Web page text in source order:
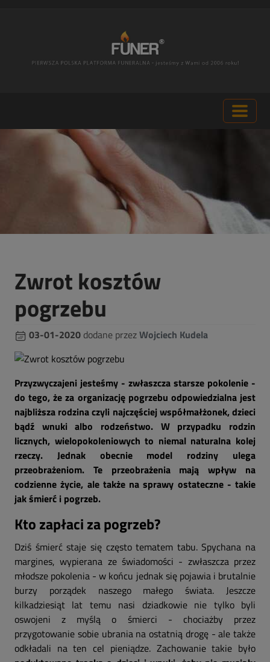
Zwrot kosztów
pogrzebu
03-01-2020 dodane przezWojciech Kudela
Przyzwyczajeni jesteśmy - zwłaszcza starsze pokolenie -
do tego, że za organizację pogrzebu odpowiedzialna jest
najbliższa rodzina czyli najczęściej współmałżonek, dzieci
bądź wnuki albo rodzeństwo. W przypadku rodzin
licznych, wielopokoleniowych to niemal naturalna kolej
rzeczy. Jednak obecnie model rodziny ulega
przeobrażeniom. Te przeobrażenia mają wpływ na
codzienne życie, ale także na sprawy ostateczne - takie
jak śmierć i pogrzeb.
Kto zapłaci za pogrzeb?
Dziś śmierć staje się często tematem tabu. Spychana na
margines, wypierana ze świadomości - zwłaszcza przez
młodsze pokolenia - w końcu jednak się pojawia i brutalnie
burzy porządek naszego małego świata. Jeszcze
kilkadziesiąt lat temu nasi dziadkowie nie tylko byli
oswojeni z myślą o śmierci - chociażby przez
przygotowanie sobie ubrania na ostatnią drogę - ale także
odkładali na ten cel pieniądze. Zachowanie takie było